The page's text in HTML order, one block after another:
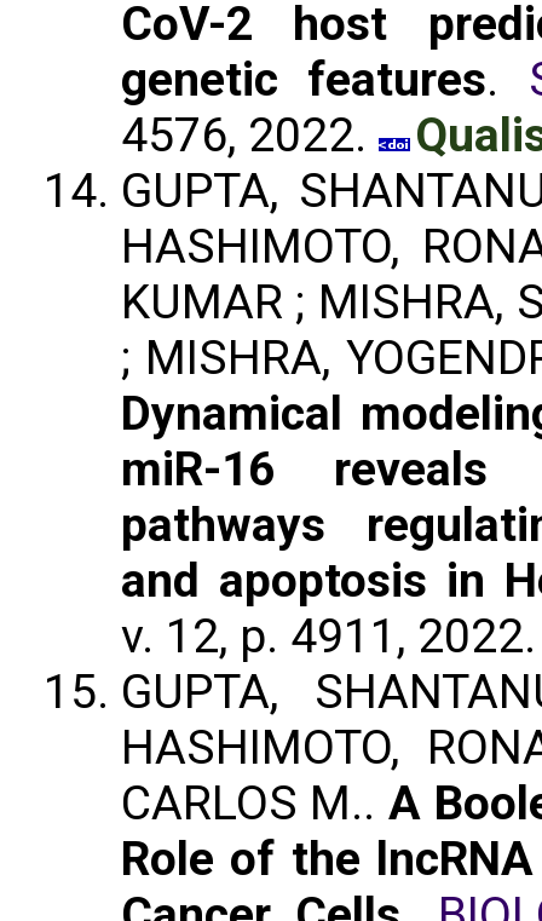
CoV-2 host
genetic features.
4576, 2022.
GUPTA,
HASHIMOTO,
KUMAR ; MISHRA,
; MISHRA,
Dynamical
miR-16 reveals
pathways
and apoptosis in
v. 12, p. 4911,
GUPTA,
HASHIMOTO,
CARLOS M.. A
Role of the